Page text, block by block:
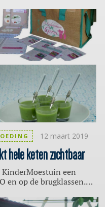
hele keten zichtbaar
een
en op de brugklassen.
12 maart 2019